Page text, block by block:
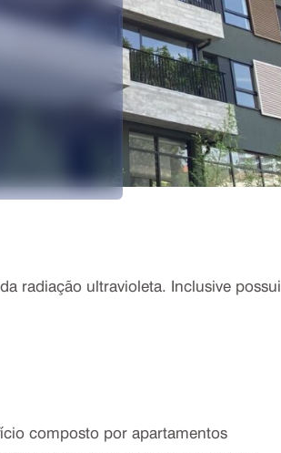
radiação ultravioleta. Inclusive possui
composto por apartamentos